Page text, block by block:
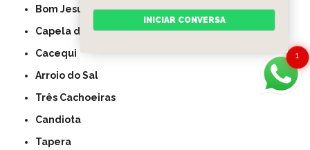
Bom Jesus
Capela de Santana
Cacequi
Arroio do Sal
Três Cachoeiras
Candiota
Tapera
1
INICIAR CONVERSA